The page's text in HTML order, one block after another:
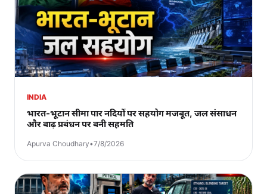
INDIA
भारत-भूटान सीमा पार नदियों पर सहयोग मजबूत, जल संसाधन
और बाढ़ प्रबंधन पर बनी सहमति
Apurva Choudhary•7/8/2026